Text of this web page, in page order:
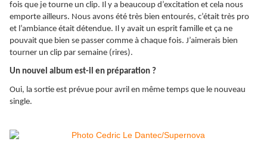
fois que je tourne un clip. Il y a beaucoup d’excitation et cela nous
emporte ailleurs. Nous avons été très bien entourés, c’était très pro
et l’ambiance était détendue. Il y avait un esprit famille et ça ne
pouvait que bien se passer comme à chaque fois. J’aimerais bien
tourner un clip par semaine (rires).
Un nouvel album est-il en préparation ?
Oui, la sortie est prévue pour avril en même temps que le nouveau
single.